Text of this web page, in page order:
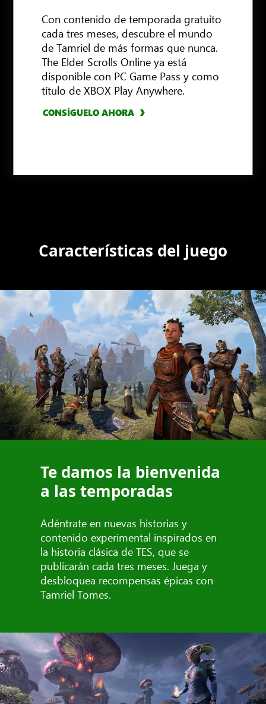
Con contenido de temporada gratuito
cada tres meses, descubre el mundo
de Tamriel de más formas que nunca.
The Elder Scrolls Online ya está
disponible con PC Game Pass y como
título de XBOX Play Anywhere.
CONSÍGUELO AHORA
Características del juego
Te damos la bienvenida
a las temporadas
Adéntrate en nuevas historias y
contenido experimental inspirados en
la historia clásica de TES, que se
publicarán cada tres meses. Juega y
desbloquea recompensas épicas con
Tamriel Tomes.